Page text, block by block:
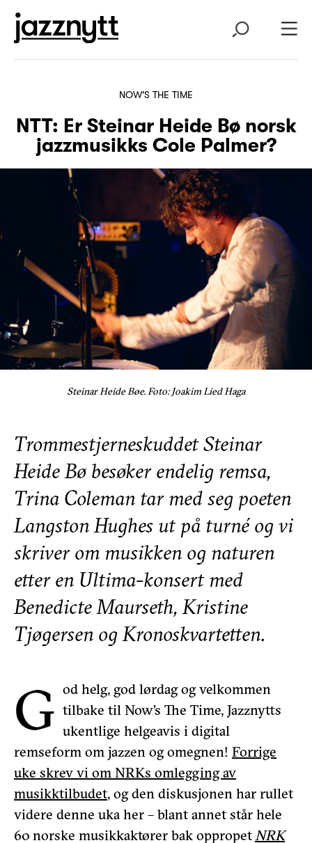
NOW'S THE TIME
NTT: Er Steinar Heide Bø norsk
jazzmusikks Cole Palmer?
Steinar Heide Bøe. Foto: Joakim Lied Haga
Trommestjerneskuddet Steinar
Heide Bø besøker endelig remsa,
Trina Coleman tar med seg poeten
Langston Hughes ut på turné og vi
skriver om musikken og naturen
etter en Ultima-konsert med
Benedicte Maurseth, Kristine
Tjøgersen og Kronoskvartetten.
G od helg, god lørdag og velkommen
tilbake til Now’s The Time, Jazznytts
ukentlige helgeavis i digital
remseform om jazzen og omegnen! Forrige
uke skrev vi om NRKs omlegging av
musikktilbudet, og den diskusjonen har rullet
videre denne uka her – blant annet står hele
60 norske musikkaktører bak oppropet NRK